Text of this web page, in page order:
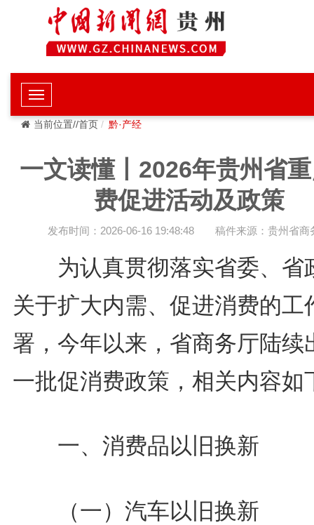
当前位置//首页 黔·产经
一文读懂丨2026年贵州省
费促进活动及政策
发布时间：2026-06-16 19:48:48 稿件来源：贵州省商
为认真贯彻落实省委、省
关于扩大内需、促进消费的工
署，今年以来，省商务厅陆续
一批促消费政策，相关内容如
一、消费品以旧换新
（一）汽车以旧换新